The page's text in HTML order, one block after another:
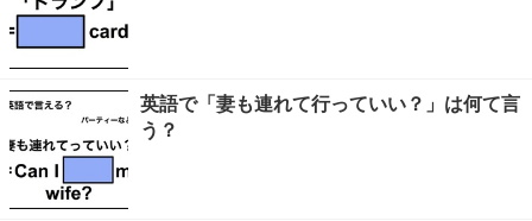
英語で「妻も連れて行っていい？」は何て言
う？